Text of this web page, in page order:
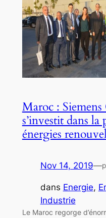
Maroc :
s’investit dans
énergies
Nov 14, 2019—
dans Energie,
Industrie
Le Maroc regorge